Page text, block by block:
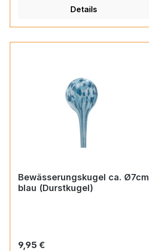
Details
Bewässerungskugel ca. Ø7cm
blau (Durstkugel)
Regulärer Preis:
9,95 €